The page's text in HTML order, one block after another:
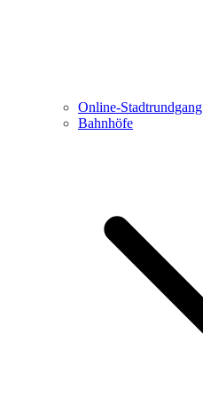
Online-Stadtrundgang
Bahnhöfe